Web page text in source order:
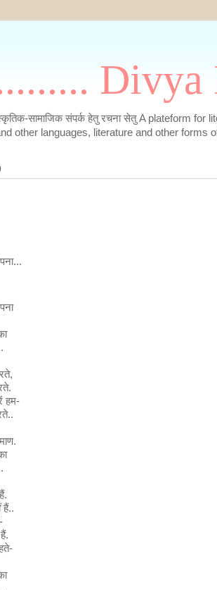
सामाजिक संपर्क हेतु रचना सेतु A plateform
other languages, literature and other forms
हम-
हैं..